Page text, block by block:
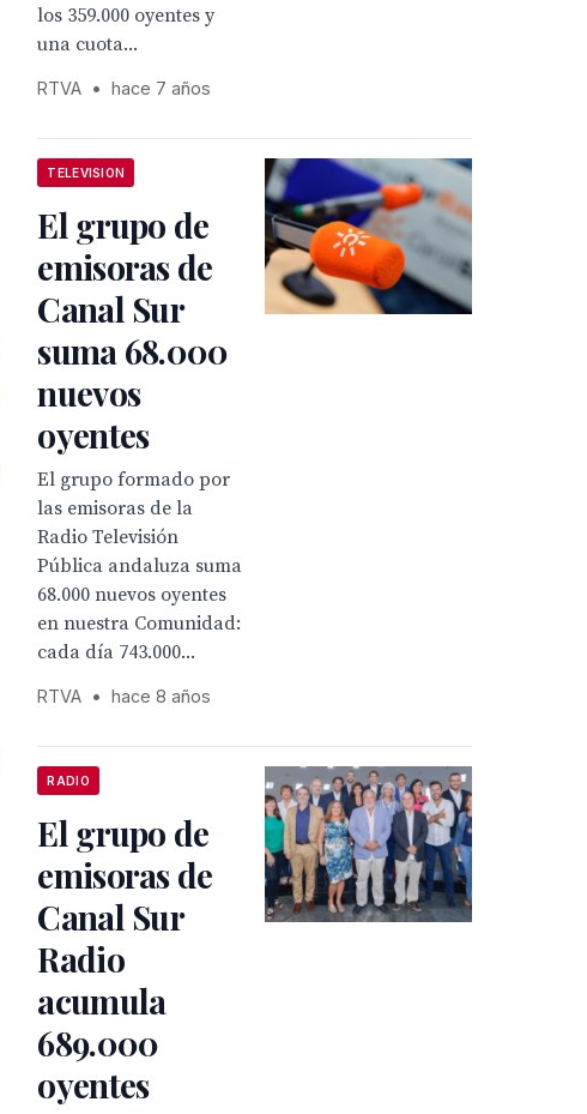
los 359.000 oyentes y
una cuota...
RTVA • hace 7 años
TELEVISION
El grupo de
emisoras de
Canal Sur
suma 68.000
nuevos
oyentes
El grupo formado por
las emisoras de la
Radio Televisión
Pública andaluza suma
68.000 nuevos oyentes
en nuestra Comunidad:
cada día 743.000...
RTVA • hace 8 años
RADIO
El grupo de
emisoras de
Canal Sur
Radio
acumula
689.000
oyentes